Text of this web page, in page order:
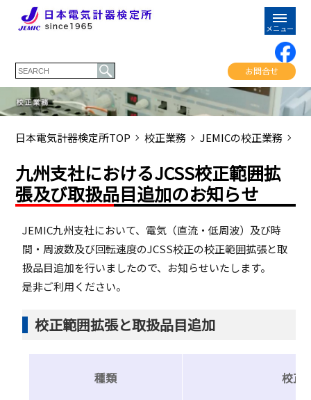
お問合せ
日本電気計器検定所TOP 校正業務 JEMICの校正業務
九州支社におけるJCSS校正範囲拡
張及び取扱品目追加のお知らせ
JEMIC九州支社において、電気（直流・低周波）及び時
間・周波数及び回転速度のJCSS校正の校正範囲拡張と取
扱品目追加を行いましたので、お知らせいたします。
是非ご利用ください。
校正範囲拡張と取扱品目追加
種類 校正